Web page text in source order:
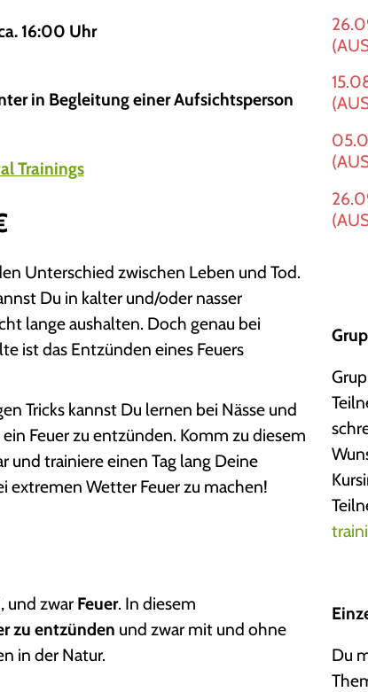
16:00 Uhr
in Begleitung einer Aufsichtsperson
Trainings
Unterschied zwischen Leben und Tod.
Du in kalter und/oder nasser
lange aushalten. Doch genau bei
ist das Entzünden eines Feuers
Tricks kannst Du lernen bei Nässe und
Feuer zu entzünden. Komm zu diesem
und trainiere einen Tag lang Deine
extremen Wetter Feuer zu machen!
und zwar Feuer. In diesem
zu entzünden und zwar mit und ohne
in der Natur.
Du